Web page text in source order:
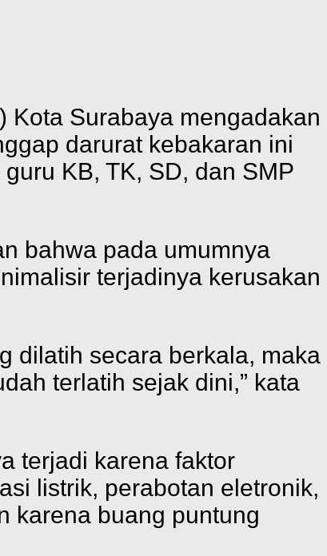
Kota Surabaya mengadakan
darurat kebakaran ini
KB, TK, SD, dan SMP
bahwa pada umumnya
terjadinya kerusakan
dilatih secara berkala, maka
terlatih sejak dini,” kata
terjadi karena faktor
listrik, perabotan eletronik,
karena buang puntung